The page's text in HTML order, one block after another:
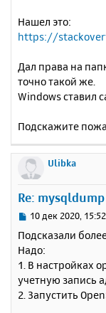
Нашел это:
https://
Дал права на
точно такой же.
Windows ставил
Подскажите
Ulibka
Re:
С
о
б
щ
е
н
10 дек 2020, 15:52
Подсказали
Надо:
1. В настройках
учетную запись
2. Запустить